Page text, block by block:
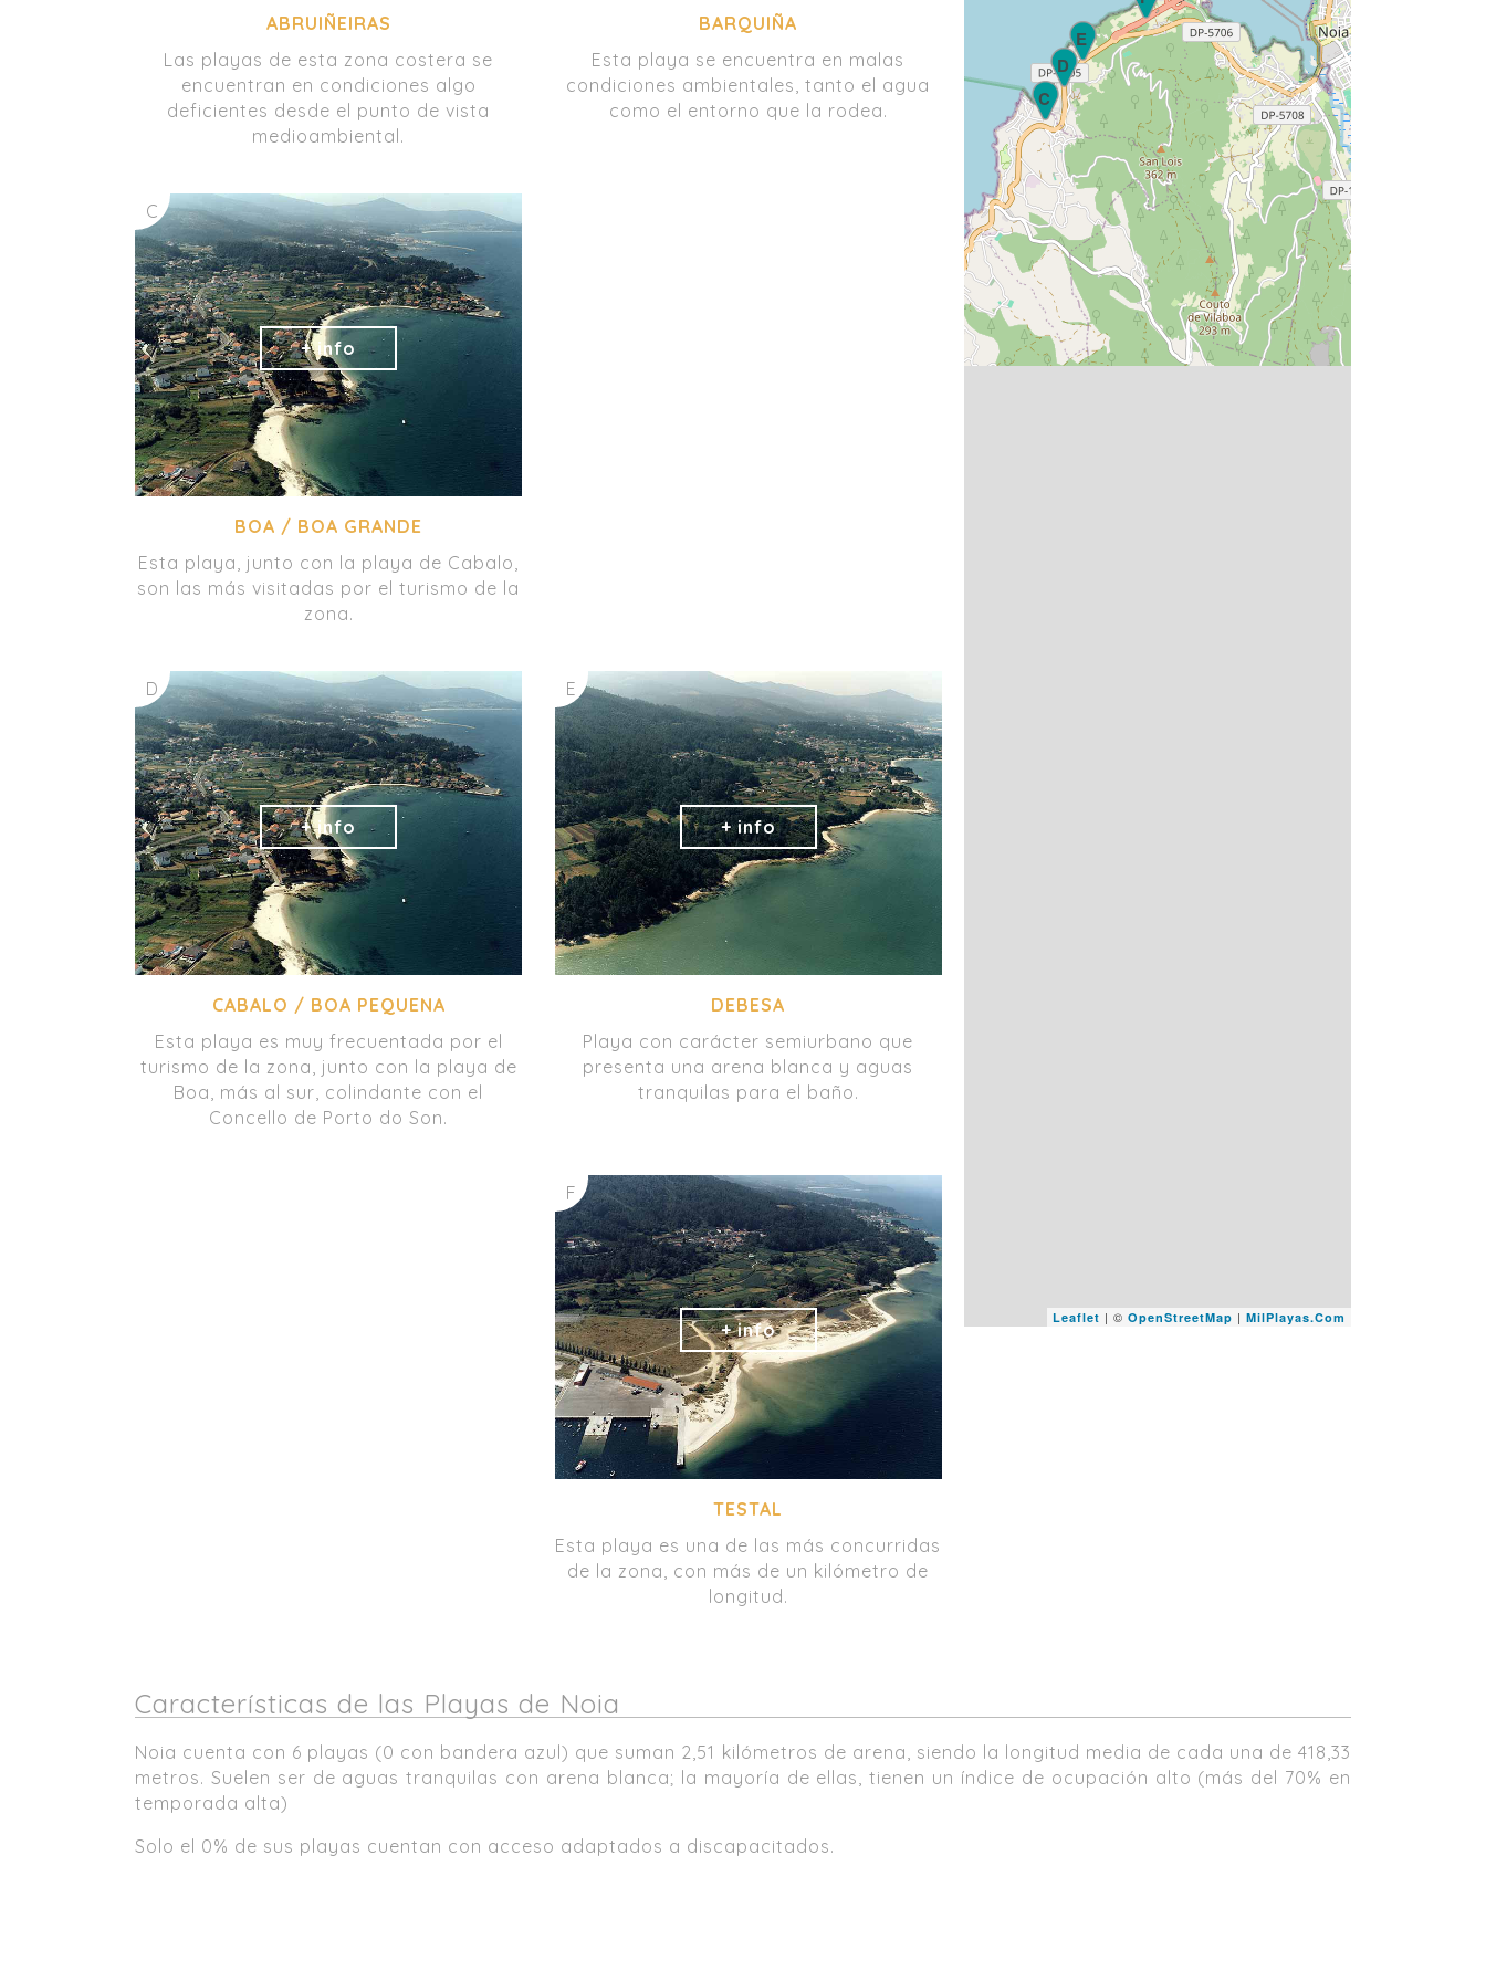
C
D
E
Leaflet | © OpenStreetMap | MilPlayas.Com
ABRUIÑEIRAS
Las playas de esta zona costera se
encuentran en condiciones algo
deficientes desde el punto de vista
medioambiental.
BARQUIÑA
Esta playa se encuentra en malas
condiciones ambientales, tanto el agua
como el entorno que la rodea.
BOA / BOA GRANDE
Esta playa, junto con la playa de Cabalo,
son las más visitadas por el turismo de la
zona.
C
CABALO / BOA PEQUENA
Esta playa es muy frecuentada por el
turismo de la zona, junto con la playa de
Boa, más al sur, colindante con el
Concello de Porto do Son.
D
DEBESA
Playa con carácter semiurbano que
presenta una arena blanca y aguas
tranquilas para el baño.
E
TESTAL
Esta playa es una de las más concurridas
de la zona, con más de un kilómetro de
longitud.
F
Características de las Playas de Noia
Noia cuenta con 6 playas (0 con bandera azul) que suman 2,51 kilómetros de arena, siendo la longitud media de cada una de 418,33
metros. Suelen ser de aguas tranquilas con arena blanca; la mayoría de ellas, tienen un índice de ocupación alto (más del 70% en
temporada alta)
Solo el 0% de sus playas cuentan con acceso adaptados a discapacitados.